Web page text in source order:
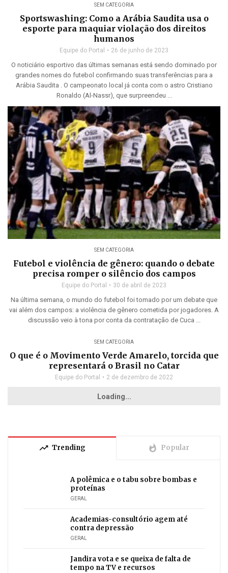
SEM CATEGORIA
Sportswashing: Como a Arábia Saudita usa o
esporte para maquiar violação dos direitos
humanos
Equipe do Portal 26 de junho de 2023
O noticiário esportivo das últimas semanas está sendo dominado por
grandes nomes do futebol confirmando suas transferências para a
Arábia Saudita . O campeonato local já conta com o astro Cristiano
Ronaldo (Al-Nassr), que surpreendeu ...
SEM CATEGORIA
Futebol e violência de gênero: quando o debate
precisa romper o silêncio dos campos
Equipe do Portal 30 de abril de 2023
Na última semana, o mundo do futebol foi tomado por um debate que
vai além dos campos: a violência de gênero cometida por jogadores. A
discussão veio à tona por conta da contratação de Cuca ...
SEM CATEGORIA
O que é o Movimento Verde Amarelo, torcida que
representará o Brasil no Catar
Equipe do Portal 2 de dezembro de 2022
Loading...
trending_up Trending whatshot Popular
A polêmica e o tabu sobre bombas e
proteínas
GERAL
Academias-consultório agem até
contra depressão
GERAL
Jandira vota e se queixa de falta de
tempo na TV e recursos